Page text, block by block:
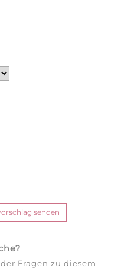
Fragen zu diesem